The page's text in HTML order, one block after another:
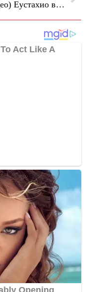
(Видео) Еустахио во 92-та минута ја однесе Канада во осминафиналето